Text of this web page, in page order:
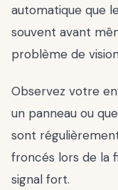
automatique que
souvent avant
problème de
Observez votre
un panneau ou
sont
froncés lors de la
signal fort.